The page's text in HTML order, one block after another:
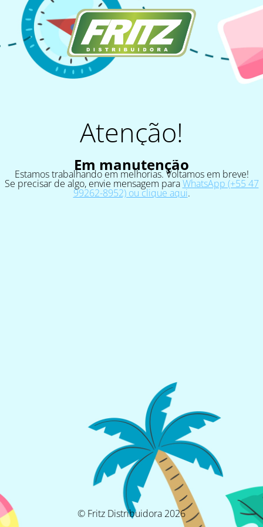
Atenção!
Em manutenção
Estamos trabalhando em melhorias. Voltamos em breve!
Se precisar de algo, envie mensagem paraWhatsApp (+55 47
99262-8952) ou clique aqui.
© Fritz Distribuidora 2026